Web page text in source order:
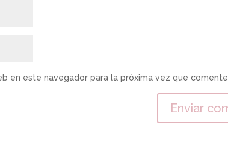
en este navegador para la próxima vez que comente.